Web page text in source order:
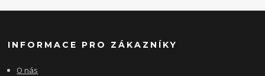
INFORMACE PRO ZÁKAZNÍKY
O nás